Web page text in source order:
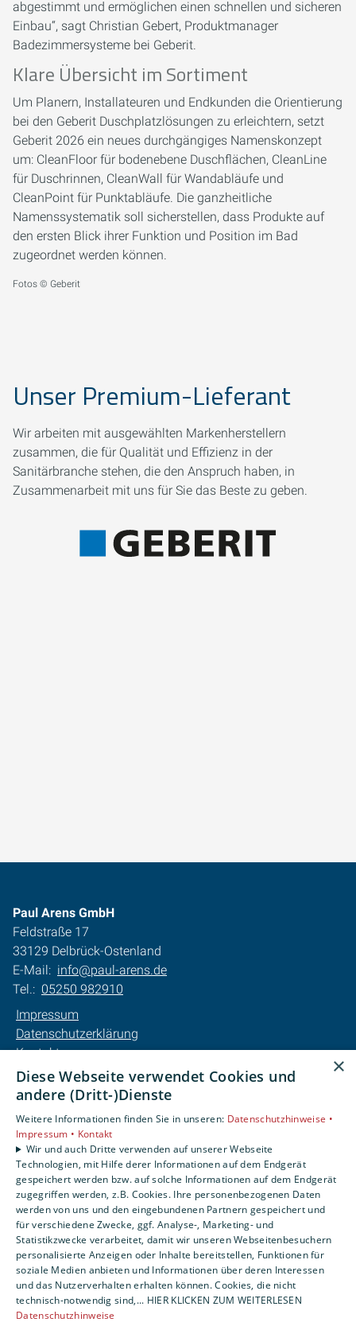
abgestimmt und ermöglichen einen schnellen und sicheren
Einbau“, sagt Christian Gebert, Produktmanager
Badezimmersysteme bei Geberit.
Klare Übersicht im Sortiment
Um Planern, Installateuren und Endkunden die Orientierung
bei den Geberit Duschplatzlösungen zu erleichtern, setzt
Geberit 2026 ein neues durchgängiges Namenskonzept
um: CleanFloor für bodenebene Duschflächen, CleanLine
für Duschrinnen, CleanWall für Wandabläufe und
CleanPoint für Punktabläufe. Die ganzheitliche
Namenssystematik soll sicherstellen, dass Produkte auf
den ersten Blick ihrer Funktion und Position im Bad
zugeordnet werden können.
Fotos © Geberit
Unser Premium-Lieferant
Wir arbeiten mit ausgewählten Markenherstellern
zusammen, die für Qualität und Effizienz in der
Sanitärbranche stehen, die den Anspruch haben, in
Zusammenarbeit mit uns für Sie das Beste zu geben.
Paul Arens GmbH
Feldstraße 17
33129 Delbrück-Ostenland
E-Mail: info@paul-arens.de
Tel.: 05250 982910
Impressum
Datenschutzerklärung
Kontakt
Barrierefreiheitserklärung
Privatkunden
Karriere
Unternehmen
Kontakt
×
Diese Webseite verwendet Cookies und
andere (Dritt-)Dienste
Weitere Informationen finden Sie in unseren: Datenschutzhinweise •
Impressum • Kontakt
Wir und auch Dritte verwenden auf unserer Webseite
Technologien, mit Hilfe derer Informationen auf dem Endgerät
gespeichert werden bzw. auf solche Informationen auf dem Endgerät
zugegriffen werden, z.B. Cookies. Ihre personenbezogenen Daten
werden von uns und den eingebundenen Partnern gespeichert und
für verschiedene Zwecke, ggf. Analyse-, Marketing- und
Statistikzwecke verarbeitet, damit wir unseren Webseitenbesuchern
personalisierte Anzeigen oder Inhalte bereitstellen, Funktionen für
soziale Medien anbieten und Informationen über deren Interessen
und das Nutzerverhalten erhalten können. Cookies, die nicht
technisch-notwendig sind,... HIER KLICKEN ZUM WEITERLESEN
Datenschutzhinweise